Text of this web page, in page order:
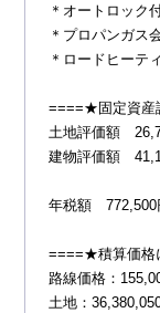
＊オートロック
＊プロパンガス
＊ロードヒーテ
====★固定資産
土地評価額
建物評価額
年税額 772,500
====★積算価格
路線価格：
土地：